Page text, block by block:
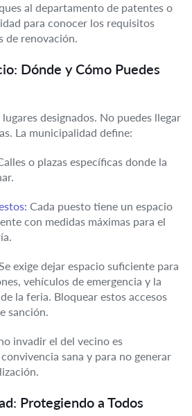
al departamento de patentes o
para conocer los requisitos
de renovación.
Dónde y Cómo Puedes
designados. No puedes llegar
La municipalidad define:
o plazas específicas donde la
Cada puesto tiene un espacio
con medidas máximas para el
exige dejar espacio suficiente para
vehículos de emergencia y la
la feria. Bloquear estos accesos
sanción.
invadir el del vecino es
sana y para no generar
Protegiendo a Todos